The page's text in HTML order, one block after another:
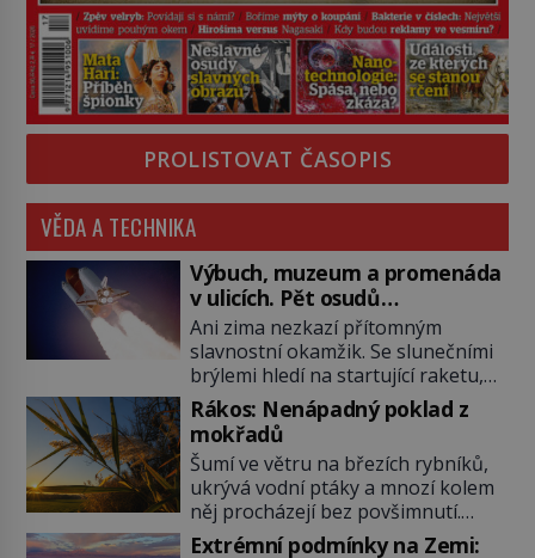
PROLISTOVAT ČASOPIS
VĚDA A TECHNIKA
Výbuch, muzeum a promenáda
v ulicích. Pět osudů
nejslavnějších raketoplánů
Ani zima nezkazí přítomným
slavnostní okamžik. Se slunečními
brýlemi hledí na startující raketu,
která má do vesmíru vynést kromě
posádky také obyčejnou učitelku.
Po několika sekundách všem
ztuhnou úsměvy, stroj totiž
exploduje. Jejich konstrukce není
z levného kraje, daňové poplatníky
stojí miliardy dolarů. Na druhou
Rákos: Nenápadný poklad z
mokřadů
Šumí ve větru na březích rybníků,
ukrývá vodní ptáky a mnozí kolem
něj procházejí bez povšimnutí.
Přesto právě rákos pomáhal stavět
Extrémní podmínky na Zemi: